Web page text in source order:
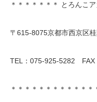
＊＊＊＊＊＊＊ とろんこ
〒615-8075京都市西京区
TEL：075-925-5282 FAX
＊＊＊＊＊＊＊＊＊＊＊